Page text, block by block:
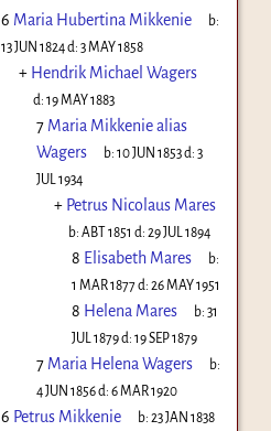
6 Maria Hubertina Mikkenie
b:
13 JUN 1824d: 3 MAY 1858
+ Hendrik Michael Wagers
d:19 MAY 1883
7 Maria Mikkenie alias
Wagers
b:10 JUN 1853d:3
JUL 1934
+ Petrus Nicolaus Mares
b:ABT 1851 d:29 JUL 1894
8 Elisabeth Mares
b:
1 MAR 1877d: 26 MAY 1951
8 Helena Mares b:31
JUL 1879d: 19 SEP 1879
7 Maria Helena Wagers
b:
4 JUN 1856d: 6 MAR 1920
6 Petrus Mikkenie b:23 JAN 1838